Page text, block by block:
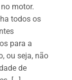
motor.
todos os
para a
ou seja, não
de